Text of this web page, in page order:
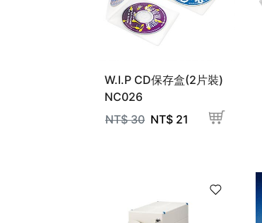
W.I.P CD保存盒(2片裝)
NC026
NT$30 NT$ 21